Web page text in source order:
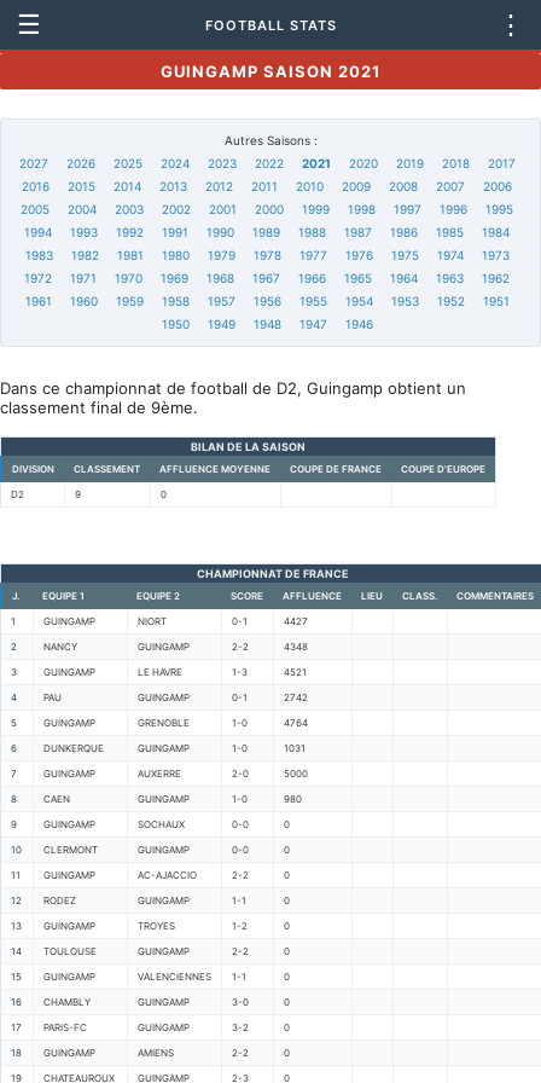
☰ FOOTBALL STATS ⋮
GUINGAMP SAISON 2021
Autres Saisons :
2027
2026 2025 2024 2023 2022 2021 2020 2019 2018
2017
2016
2015 2014 2013 2012 2011 2010 2009 2008 2007
2006
2005
2004 2003 2002 2001 2000 1999 1998 1997 1996
1995
1994
1993 1992 1991 1990 1989 1988 1987 1986 1985
1984
1983
1982 1981 1980 1979 1978 1977 1976 1975 1974
1973
1972
1971 1970 1969 1968 1967 1966 1965 1964 1963
1962
1961
1960 1959 1958 1957 1956 1955 1954 1953 1952
1951
1950
1949 1948 1947 1946
Dans ce championnat de football de D2, Guingamp obtient un
classement final de 9ème.
BILAN DE LA SAISON
DIVISION CLASSEMENT AFFLUENCE MOYENNE COUPE DE FRANCE COUPE D'EUROPE
D2 9 0
CHAMPIONNAT DE FRANCE
J. EQUIPE 1 EQUIPE 2 SCORE AFFLUENCE LIEU CLASS. COMMENTAIRES
1 GUINGAMP NIORT 0-1 4427
2 NANCY GUINGAMP 2-2 4348
3 GUINGAMP LE HAVRE 1-3 4521
4 PAU GUINGAMP 0-1 2742
5 GUINGAMP GRENOBLE 1-0 4764
6 DUNKERQUE GUINGAMP 1-0 1031
7 GUINGAMP AUXERRE 2-0 5000
8 CAEN GUINGAMP 1-0 980
9 GUINGAMP SOCHAUX 0-0 0
10 CLERMONT GUINGAMP 0-0 0
11 GUINGAMP AC-AJACCIO 2-2 0
12 RODEZ GUINGAMP 1-1 0
13 GUINGAMP TROYES 1-2 0
14 TOULOUSE GUINGAMP 2-2 0
15 GUINGAMP VALENCIENNES 1-1 0
16 CHAMBLY GUINGAMP 3-0 0
17 PARIS-FC GUINGAMP 3-2 0
18 GUINGAMP AMIENS 2-2 0
19 CHATEAUROUX GUINGAMP 2-3 0